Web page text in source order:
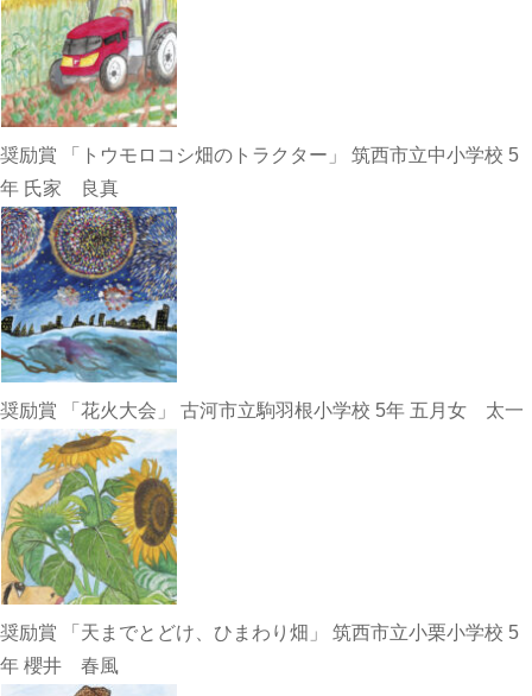
奨励賞 「トウモロコシ畑のトラクター」 筑西市立中小学校 5
年 氏家 良真
奨励賞 「花火大会」 古河市立駒羽根小学校 5年 五月女 太一
奨励賞 「天までとどけ、ひまわり畑」 筑西市立小栗小学校 5
年 櫻井 春風